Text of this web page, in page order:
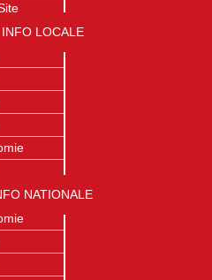
LOCALE
NATIONALE